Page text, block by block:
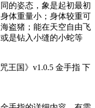
的姿态，象是起初最初
体重量小；身体较重可
盗猪；能在天空自由飞
是钻入小缝的小蛇等